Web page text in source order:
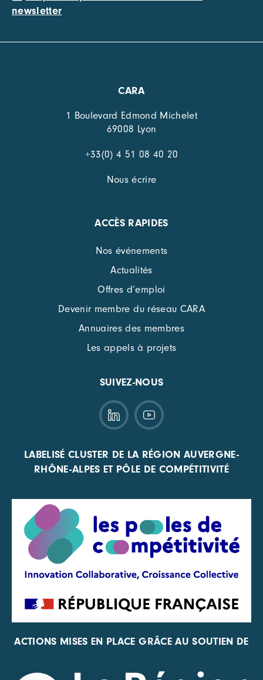
newsletter
CARA
1 Boulevard Edmond Michelet
69008 Lyon
+33(0) 4 51 08 40 20
Nous écrire
ACCÈS RAPIDES
Nos événements
Actualités
Offres d’emploi
Devenir membre du réseau CARA
Annuaires des membres
Les appels à projets
SUIVEZ-NOUS
LABELISÉ CLUSTER DE LA RÉGION AUVERGNE-
RHÔNE-ALPES ET PÔLE DE COMPÉTITIVITÉ
ACTIONS MISES EN PLACE GRÂCE AU SOUTIEN DE